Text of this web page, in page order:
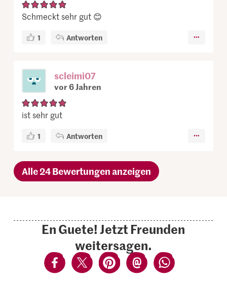
Schmeckt sehr gut 😊
1 Antworten
scleimi07
vor 6 Jahren
ist sehr gut
1 Antworten
Alle 24 Bewertungen anzeigen
En Guete! Jetzt Freunden
weitersagen.